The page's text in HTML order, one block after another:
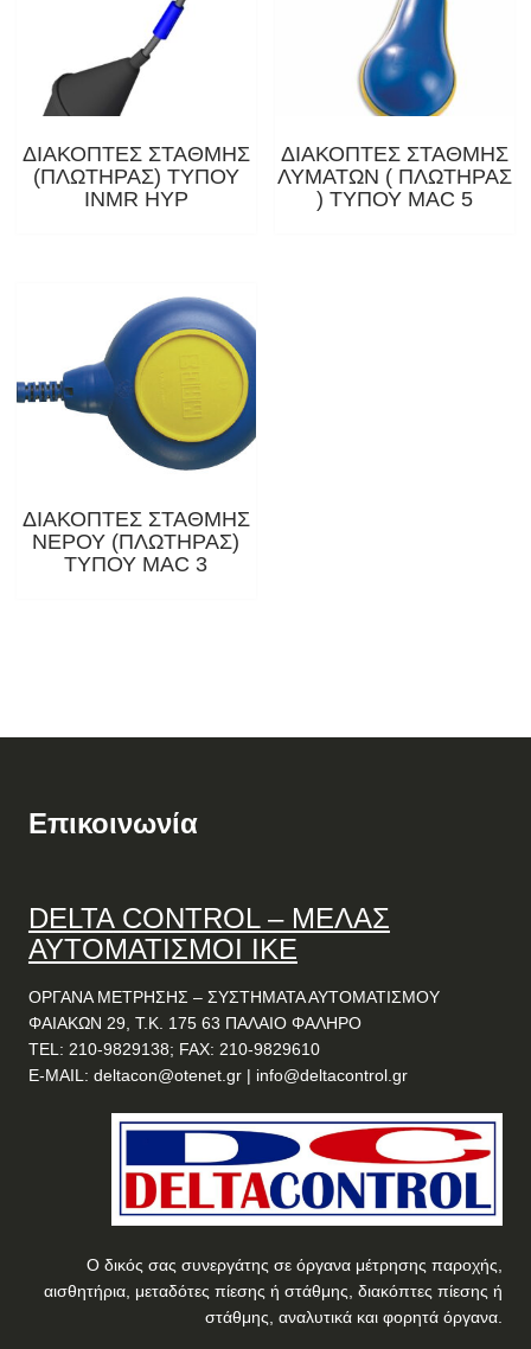
ΔΙΑΚΟΠΤΕΣ ΣΤΑΘΜΗΣ
(ΠΛΩΤΗΡΑΣ) ΤΥΠΟΥ
INMR HYP
ΔΙΑΚΟΠΤΕΣ ΣΤΑΘΜΗΣ
ΛΥΜΑΤΩΝ ( ΠΛΩΤΗΡΑΣ
) ΤΥΠΟΥ MAC 5
ΔΙΑΚΟΠΤΕΣ ΣΤΑΘΜΗΣ
ΝΕΡΟΥ (ΠΛΩΤΗΡΑΣ)
ΤΥΠΟΥ MAC 3
Επικοινωνία
DELTA CONTROL– ΜΕΛΑΣ
ΑΥΤΟΜΑΤΙΣΜΟΙ ΙΚΕ
ΟΡΓΑΝΑ ΜΕΤΡΗΣΗΣ – ΣΥΣΤΗΜΑΤΑ ΑΥΤΟΜΑΤΙΣΜΟΥ
ΦΑΙΑΚΩΝ 29, Τ.Κ. 175 63 ΠΑΛΑΙΟ ΦΑΛΗΡΟ
TEL: 210-9829138; FAX: 210-9829610
E-MAIL: deltacon@otenet.gr| info@deltacontrol.gr
Ο δικός σας συνεργάτης σε όργανα μέτρησης παροχής,
αισθητήρια, μεταδότες πίεσης ή στάθμης, διακόπτες πίεσης ή
στάθμης, αναλυτικά και φορητά όργανα.